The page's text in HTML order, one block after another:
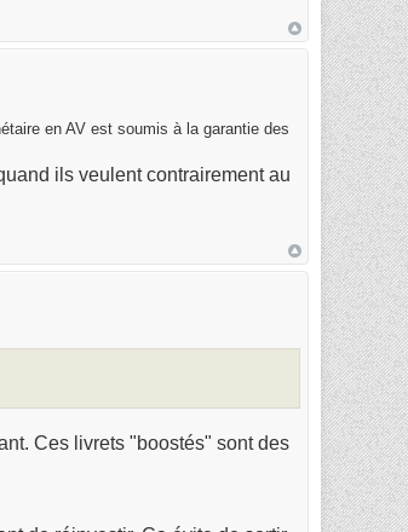
en AV est soumis à la garantie des
ils veulent contrairement au
Ces livrets "boostés" sont des